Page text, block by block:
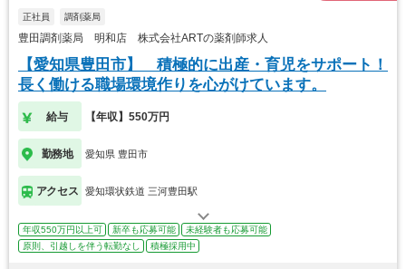
正社員 調剤薬局
豊田調剤薬局 明和店 株式会社ARTの薬剤師求人
【愛知県豊田市】 積極的に出産・育児をサポート！
長く働ける職場環境作りを心がけています。
給与 【年収】550万円
勤務地 愛知県 豊田市
アクセス 愛知環状鉄道 三河豊田駅
年収550万円以上可 新卒も応募可能
未経験者も応募可能
原則、引越しを伴う転勤なし
積極採用中